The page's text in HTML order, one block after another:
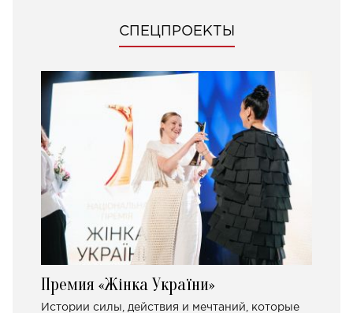
СПЕЦПРОЕКТЫ
Премия «Жінка України»
Истории силы, действия и мечтаний, которые